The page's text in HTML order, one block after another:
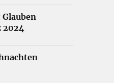
2024